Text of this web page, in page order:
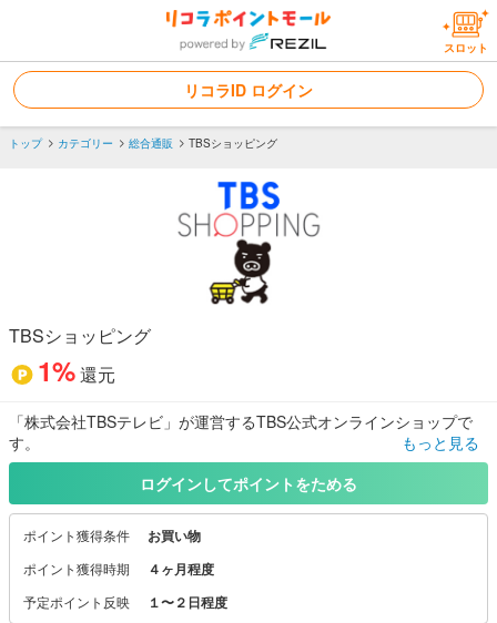
スロット
リコラID ログイン
トップ カテゴリー 総合通販 TBSショッピング
TBSショッピング
1%還元
「株式会社TBSテレビ」が運営するTBS公式オンラインショップで
す。
もっと見る
ログインしてポイントをためる
ポイント獲得条件 お買い物
ポイント獲得時期 ４ヶ月程度
予定ポイント反映 １〜２日程度